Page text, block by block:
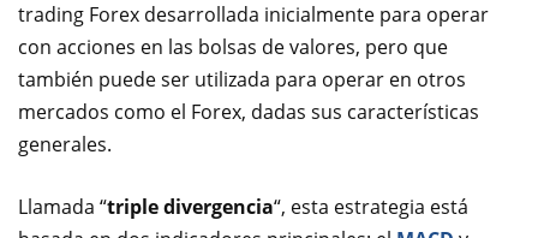
trading Forex desarrollada inicialmente para operar
con acciones en las bolsas de valores, pero que
también puede ser utilizada para operar en otros
mercados como el Forex, dadas sus características
generales.
Llamada “triple divergencia“, esta estrategia está